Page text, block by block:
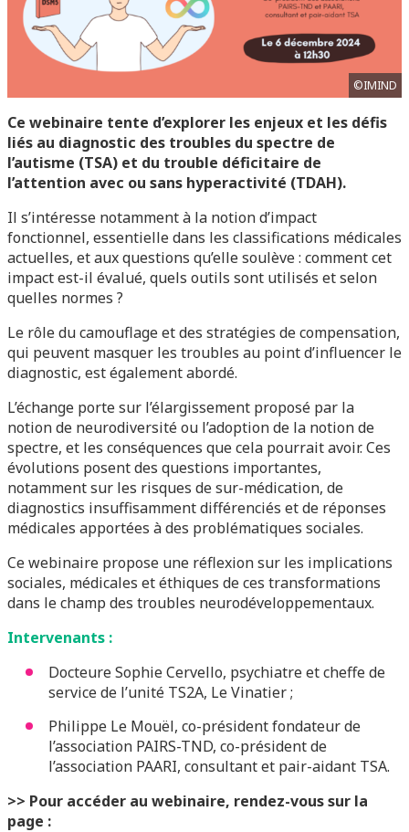
©IMIND
Ce webinaire tente d’explorer les enjeux et les défis
liés au diagnostic des troubles du spectre de
l’autisme (TSA) et du trouble déficitaire de
l’attention avec ou sans hyperactivité (TDAH).
Il s’intéresse notamment à la notion d’impact
fonctionnel, essentielle dans les classifications médicales
actuelles, et aux questions qu’elle soulève : comment cet
impact est-il évalué, quels outils sont utilisés et selon
quelles normes ?
Le rôle du camouflage et des stratégies de compensation,
qui peuvent masquer les troubles au point d’influencer le
diagnostic, est également abordé.
L’échange porte sur l’élargissement proposé par la
notion de neurodiversité ou l’adoption de la notion de
spectre, et les conséquences que cela pourrait avoir. Ces
évolutions posent des questions importantes,
notamment sur les risques de sur-médication, de
diagnostics insuffisamment différenciés et de réponses
médicales apportées à des problématiques sociales.
Ce webinaire propose une réflexion sur les implications
sociales, médicales et éthiques de ces transformations
dans le champ des troubles neurodéveloppementaux.
Intervenants :
Docteure Sophie Cervello, psychiatre et cheffe de
service de l’unité TS2A, Le Vinatier ;
Philippe Le Mouël, co-président fondateur de
l’association PAIRS-TND, co-président de
l’association PAARI, consultant et pair-aidant TSA.
>> Pour accéder au webinaire, rendez-vous sur la
page :